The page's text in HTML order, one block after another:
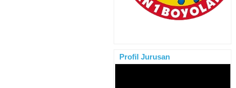
Profil Jurusan